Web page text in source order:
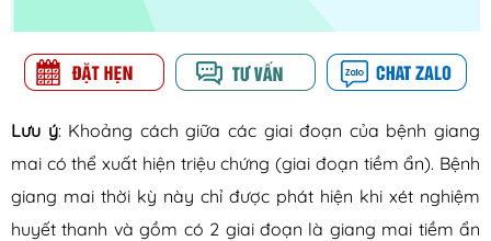
Lưu ý: Khoảng cách giữa các giai đoạn của bệnh giang
mai có thể xuất hiện triệu chứng (giai đoạn tiềm ẩn). Bệnh
giang mai thời kỳ này chỉ được phát hiện khi xét nghiệm
huyết thanh và gồm có 2 giai đoạn là giang mai tiềm ẩn